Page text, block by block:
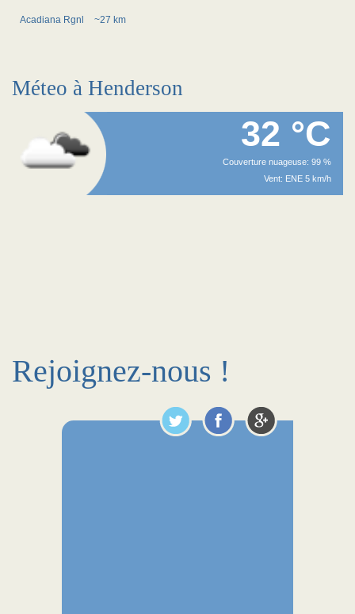
Acadiana Rgnl ~27 km
Méteo à Henderson
32 °C
Couverture nuageuse: 99 %
Vent: ENE 5 km/h
Rejoignez-nous !